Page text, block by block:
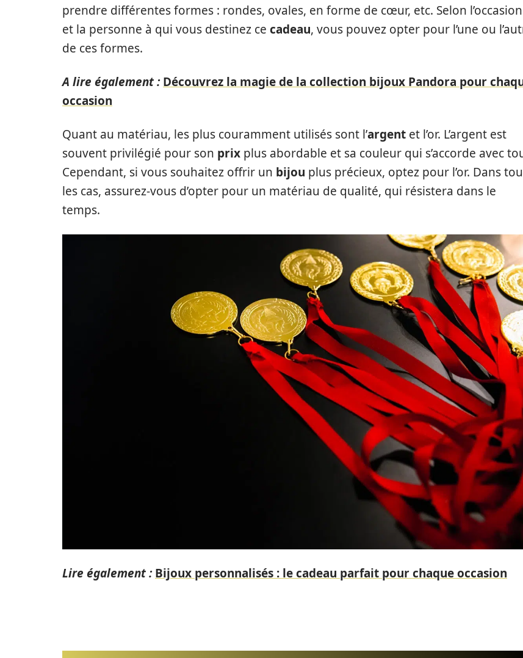
prendre différentes formes : rondes, ovales, en forme de cœur, etc. Selon l’occasion
et la personne à qui vous destinez ce cadeau, vous pouvez opter pour l’une ou
de ces formes.
A lire également : Découvrez la magie de la collection bijoux Pandora pour
occasion
Quant au matériau, les plus couramment utilisés sont l’argent et l’or. L’argent est
souvent privilégié pour son prix plus abordable et sa couleur qui s’accorde avec
Cependant, si vous souhaitez offrir un bijou plus précieux, optez pour l’or. Dans
les cas, assurez-vous d’opter pour un matériau de qualité, qui résistera dans le
temps.
Lire également : Bijoux personnalisés : le cadeau parfait pour chaque occasion